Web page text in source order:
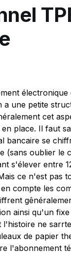
une petite
cet
place. Il faut
bancaire se
(sans oublier le
s'élever entre
ce n'est pas
compte les
ainsi qu'un
l'histoire ne
de papier
l'abonnement